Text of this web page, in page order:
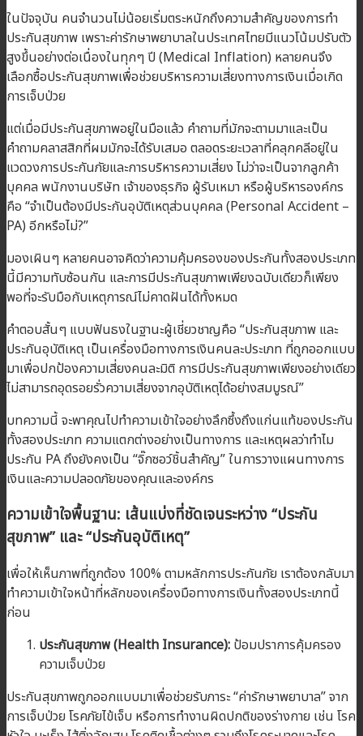
ในปัจจุบัน คนจำนวนไม่น้อยเริ่มตระหนักถึงความสำคัญของการทำ
ประกันสุขภาพ เพราะค่ารักษาพยาบาลในประเทศไทยมีแนวโน้มปรับตัว
สูงขึ้นอย่างต่อเนื่องในทุกๆ ปี (Medical Inflation) หลายคนจึง
เลือกซื้อประกันสุขภาพเพื่อช่วยบริหารความเสี่ยงทางการเงินเมื่อเกิด
การเจ็บป่วย
แต่เมื่อมีประกันสุขภาพอยู่ในมือแล้ว คำถามที่มักจะตามมาและเป็น
คำถามคลาสสิกที่ผมมักจะได้รับเสมอ ตลอดระยะเวลาที่คลุกคลีอยู่ใน
แวดวงการประกันภัยและการบริหารความเสี่ยง ไม่ว่าจะเป็นจากลูกค้า
บุคคล พนักงานบริษัท เจ้าของธุรกิจ ผู้รับเหมา หรือผู้บริหารองค์กร
คือ “จำเป็นต้องมีประกันอุบัติเหตุส่วนบุคคล (Personal Accident –
PA) อีกหรือไม่?”
มองเผินๆ หลายคนอาจคิดว่าความคุ้มครองของประกันทั้งสองประเภท
นี้มีความทับซ้อนกัน และการมีประกันสุขภาพเพียงฉบับเดียวก็เพียง
พอที่จะรับมือกับเหตุการณ์ไม่คาดฝันได้ทั้งหมด
คำตอบสั้นๆ แบบฟันธงในฐานะผู้เชี่ยวชาญคือ “ประกันสุขภาพ และ
ประกันอุบัติเหตุ เป็นเครื่องมือทางการเงินคนละประเภท ที่ถูกออกแบบ
มาเพื่อปกป้องความเสี่ยงคนละมิติ การมีประกันสุขภาพเพียงอย่างเดียว
ไม่สามารถอุดรอยรั่วความเสี่ยงจากอุบัติเหตุได้อย่างสมบูรณ์”
บทความนี้ จะพาคุณไปทำความเข้าใจอย่างลึกซึ้งถึงแก่นแท้ของประกัน
ทั้งสองประเภท ความแตกต่างอย่างเป็นทางการ และเหตุผลว่าทำไม
ประกัน PA ถึงยังคงเป็น “จิ๊กซอว์ชิ้นสำคัญ” ในการวางแผนทางการ
เงินและความปลอดภัยของคุณและองค์กร
ความเข้าใจพื้นฐาน: เส้นแบ่งที่ชัดเจนระหว่าง “ประกัน
สุขภาพ” และ “ประกันอุบัติเหตุ”
เพื่อให้เห็นภาพที่ถูกต้อง 100% ตามหลักการประกันภัย เราต้องกลับมา
ทำความเข้าใจหน้าที่หลักของเครื่องมือทางการเงินทั้งสองประเภทนี้
ก่อน
ประกันสุขภาพ (Health Insurance): ป้อมปราการคุ้มครอง
ความเจ็บป่วย
ประกันสุขภาพถูกออกแบบมาเพื่อช่วยรับภาระ “ค่ารักษาพยาบาล” จาก
การเจ็บป่วย โรคภัยไข้เจ็บ หรือการทำงานผิดปกติของร่างกาย เช่น โรค